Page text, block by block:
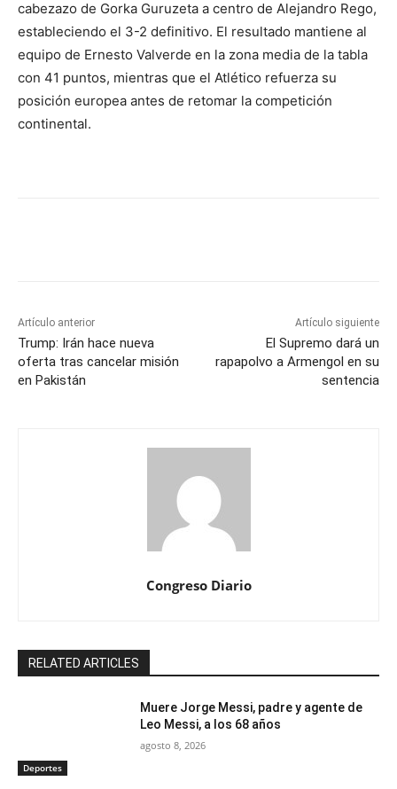
cabezazo de Gorka Guruzeta a centro de Alejandro Rego,
estableciendo el 3-2 definitivo. El resultado mantiene al
equipo de Ernesto Valverde en la zona media de la tabla
con 41 puntos, mientras que el Atlético refuerza su
posición europea antes de retomar la competición
continental.
Artículo anterior
Trump: Irán hace nueva
oferta tras cancelar misión
en Pakistán
Artículo siguiente
El Supremo dará un
rapapolvo a Armengol en su
sentencia
Congreso Diario
RELATED ARTICLES
Deportes
Muere Jorge Messi, padre y agente de
Leo Messi, a los 68 años
agosto 8, 2026